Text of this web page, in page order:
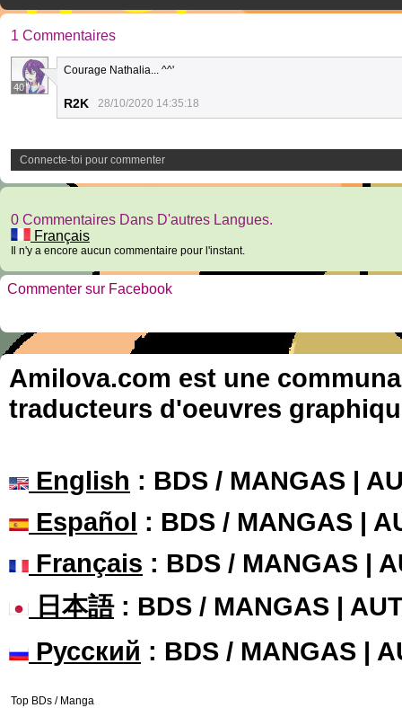
1 Commentaires
40
Courage Nathalia... ^^'
R2K 28/10/2020 14:35:18
Connecte-toi pour commenter
0 Commentaires Dans D'autres Langues.
Français
Il n'y a encore aucun commentaire pour l'instant.
Commenter sur Facebook
Amilova.com est une
traducteurs d'oeuvres
English : BDS / MANGAS |
Español : BDS / MANGAS |
Français : BDS / MANGAS |
日本語: BDS / MANGAS |
Русский : BDS / MANGAS |
Top BDs / Manga